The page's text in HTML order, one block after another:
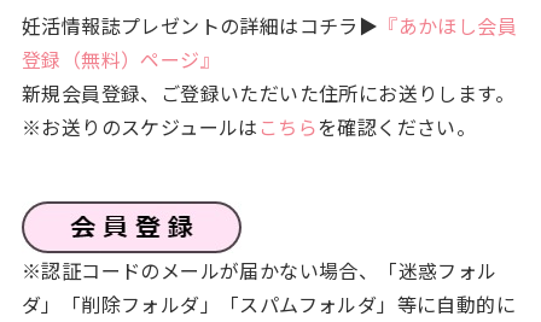
妊活情報誌プレゼントの詳細はコチラ▶ 『あかほし会員
登録（無料）ページ』
新規会員登録、ご登録いただいた住所にお送りします。
※お送りのスケジュールは こちらを確認ください。
※認証コードのメールが届かない場合、「迷惑フォル
ダ」「削除フォルダ」「スパムフォルダ」等に自動的に